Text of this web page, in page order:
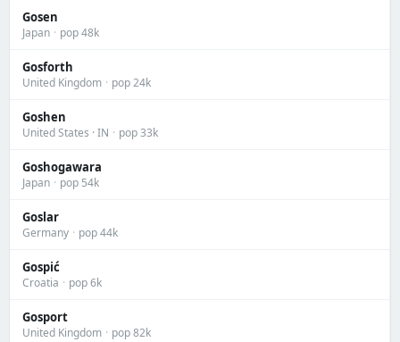
Gosen
Japan · pop 48k
Gosforth
United Kingdom · pop 24k
Goshen
United States · IN · pop 33k
Goshogawara
Japan · pop 54k
Goslar
Germany · pop 44k
Gospić
Croatia · pop 6k
Gosport
United Kingdom · pop 82k